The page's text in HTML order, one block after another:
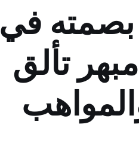
24 يترك بصمته في
تألق